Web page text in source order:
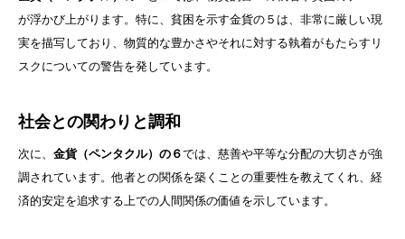
が浮かび上がります。特に、貧困を示す金貨の５は、非常に厳しい現
実を描写しており、物質的な豊かさやそれに対する執着がもたらすリ
スクについての警告を発しています。
社会との関わりと調和
次に、 金貨（ペンタクル）の６では、慈善や平等な分配の大切さが強
調されています。他者との関係を築くことの重要性を教えてくれ、経
済的安定を追求する上での人間関係の価値を示しています。